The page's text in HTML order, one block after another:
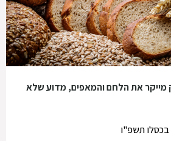
את הלחם והמאפים, מדוע שלא
תשפ"ו